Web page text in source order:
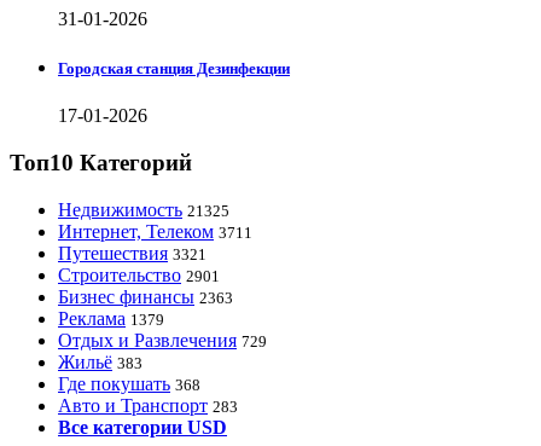
31-01-2026
Городская станция Дезинфекции
17-01-2026
Топ10 Категорий
Недвижимость 21325
Интернет, Телеком 3711
Путешествия 3321
Строительство 2901
Бизнес финансы 2363
Реклама 1379
Отдых и Развлечения 729
Жильё 383
Где покушать 368
Авто и Транспорт 283
Все категории USD